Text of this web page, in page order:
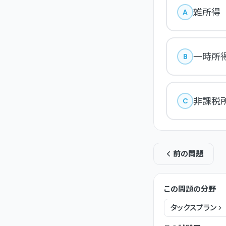
A 雑所得
B 一時所
C 非課税
前の問題
この問題の分野
タックスプラン